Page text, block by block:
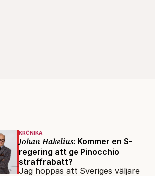
KRÖNIKA
Johan Hakelius: Kommer en S-
regering att ge Pinocchio
straffrabatt?
Jag hoppas att Sveriges väljare